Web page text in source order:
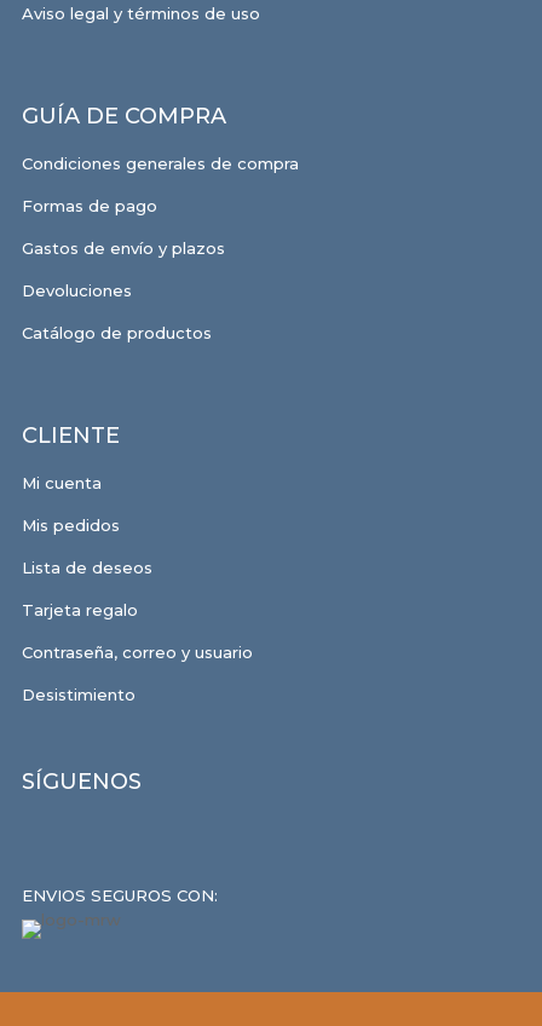
Aviso legal y términos de uso
GUÍA DE COMPRA
Condiciones generales de compra
Formas de pago
Gastos de envío y plazos
Devoluciones
Catálogo de productos
CLIENTE
Mi cuenta
Mis pedidos
Lista de deseos
Tarjeta regalo
Contraseña, correo y usuario
Desistimiento
SÍGUENOS
ENVIOS SEGUROS CON: